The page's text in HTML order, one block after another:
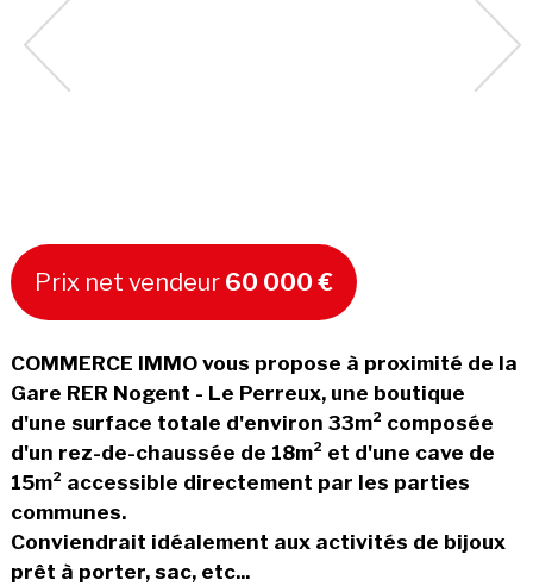
Prix net vendeur 60 000 €
COMMERCE IMMO vous propose à proximité de la
Gare RER Nogent - Le Perreux, une boutique
d'une surface totale d'environ 33m² composée
d'un rez-de-chaussée de 18m² et d'une cave de
15m² accessible directement par les parties
communes.
Conviendrait idéalement aux activités de bijoux
prêt à porter, sac, etc...